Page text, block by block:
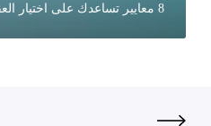
8 معايير تساعدك على اختيار العقار المناسب